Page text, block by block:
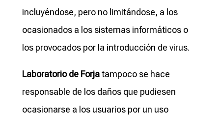
incluyéndose, pero no limitándose, a los
ocasionados a los sistemas informáticos o
los provocados por la introducción de virus.
Laboratorio de Forjatampoco se hace
responsable de los daños que pudiesen
ocasionarse a los usuarios por un uso